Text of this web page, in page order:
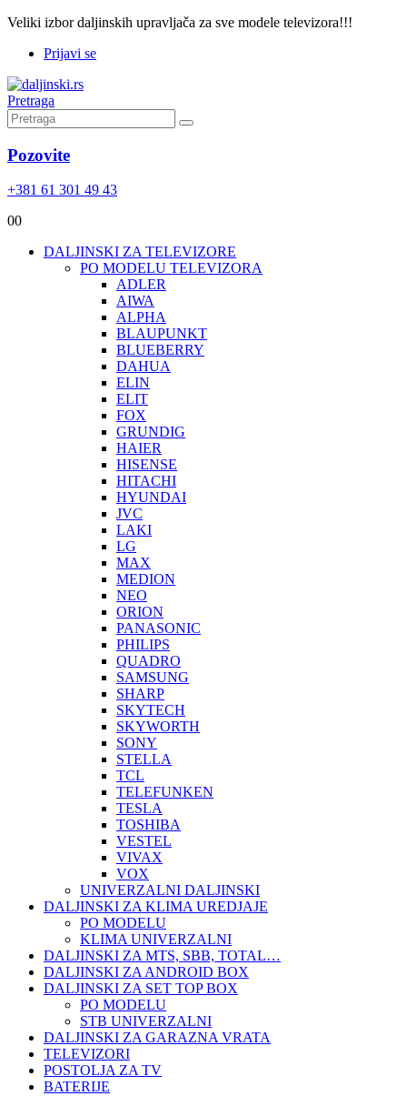
Veliki izbor daljinskih upravljača za sve modele televizora!!!
Prijavi se
Pretraga
Pozovite
+381 61 301 49 43
00
DALJINSKI ZA TELEVIZORE
PO MODELU TELEVIZORA
ADLER
AIWA
ALPHA
BLAUPUNKT
BLUEBERRY
DAHUA
ELIN
ELIT
FOX
GRUNDIG
HAIER
HISENSE
HITACHI
HYUNDAI
JVC
LAKI
LG
MAX
MEDION
NEO
ORION
PANASONIC
PHILIPS
QUADRO
SAMSUNG
SHARP
SKYTECH
SKYWORTH
SONY
STELLA
TCL
TELEFUNKEN
TESLA
TOSHIBA
VESTEL
VIVAX
VOX
UNIVERZALNI DALJINSKI
DALJINSKI ZA KLIMA UREDJAJE
PO MODELU
KLIMA UNIVERZALNI
DALJINSKI ZA MTS, SBB, TOTAL…
DALJINSKI ZA ANDROID BOX
DALJINSKI ZA SET TOP BOX
PO MODELU
STB UNIVERZALNI
DALJINSKI ZA GARAZNA VRATA
TELEVIZORI
POSTOLJA ZA TV
BATERIJE